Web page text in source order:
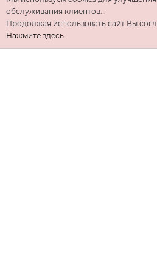
обслуживания клиентов. .
Продолжая использовать сайт Вы
Нажмите здесь